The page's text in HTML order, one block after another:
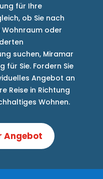
für Ihre
ob Sie nach
oder
suchen, Miramar
für Sie. Fordern Sie
Angebot an
Reise in Richtung
Wohnen.
Angebot